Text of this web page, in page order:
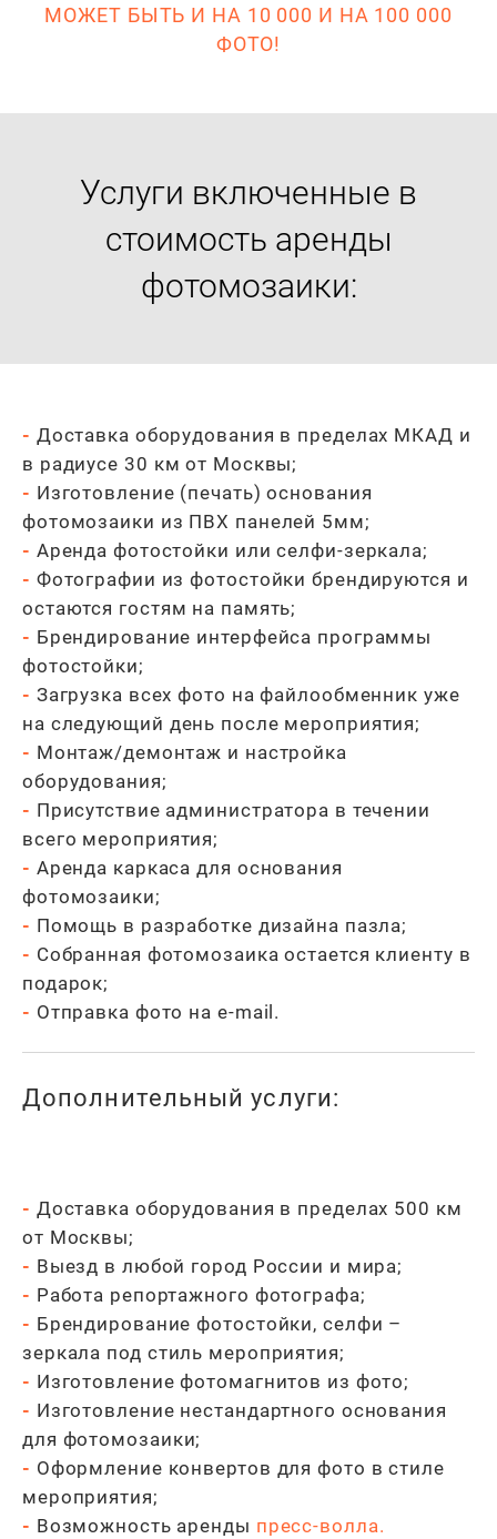
МОЖЕТ БЫТЬ И НА 10 000 И НА 100 000
ФОТО!
Услуги включенные в
стоимость аренды
фотомозаики:
- Доставка оборудования в пределах МКАД и
в радиусе 30 км от Москвы;
- Изготовление (печать) основания
фотомозаики из ПВХ панелей 5мм;
- Аренда фотостойки или селфи-зеркала;
- Фотографии из фотостойки брендируются и
остаются гостям на память;
- Брендирование интерфейса программы
фотостойки;
- Загрузка всех фото на файлообменник уже
на следующий день после мероприятия;
- Монтаж/демонтаж и настройка
оборудования;
- Присутствие администратора в течении
всего мероприятия;
- Аренда каркаса для основания
фотомозаики;
- Помощь в разработке дизайна пазла;
- Собранная фотомозаика остается клиенту в
подарок;
- Отправка фото на e-mail.
Дополнительный услуги:
- Доставка оборудования в пределах 500 км
от Москвы;
- Выезд в любой город России и мира;
- Работа репортажного фотографа;
- Брендирование фотостойки, селфи –
зеркала под стиль мероприятия;
- Изготовление фотомагнитов из фото;
- Изготовление нестандартного основания
для фотомозаики;
- Оформление конвертов для фото в стиле
мероприятия;
- Возможность аренды пресс-волла.